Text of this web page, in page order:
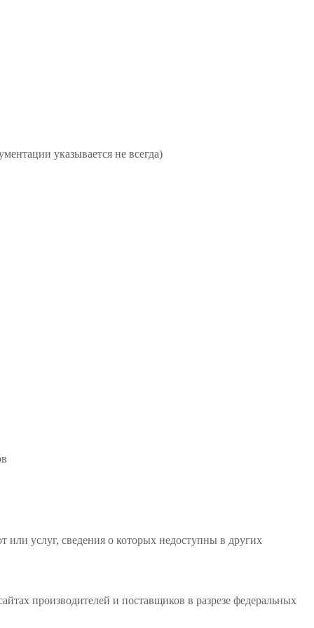
указывается не всегда)
или услуг, сведения о которых недоступны в других
производителей и поставщиков в разрезе федеральных